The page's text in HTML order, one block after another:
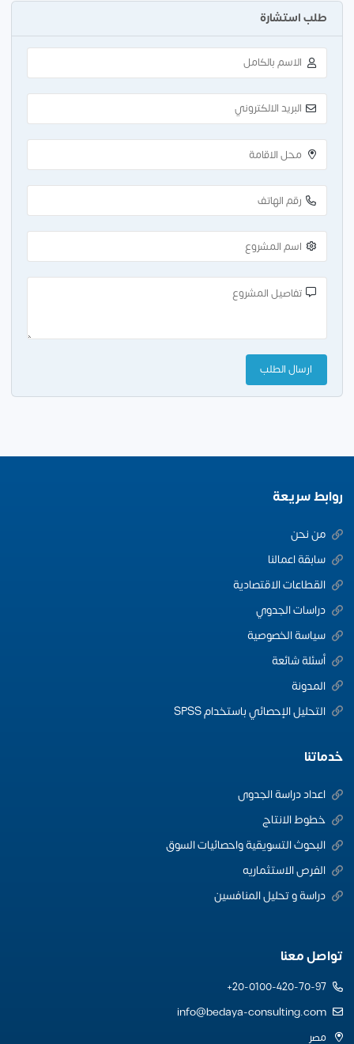
طلب استشارة
روابط سريعة
من نحن
سابقة اعمالنا
القطاعات الاقتصادية
دراسات الجدوي
سياسة الخصوصية
أسئلة شائعة
المدونة
التحليل الإحصائي باستخدام SPSS
خدماتنا
اعداد دراسة الجدوى
خطوط الانتاج
البحوث التسويقية واحصائيات السوق
الفرص الاستثماريه
دراسة و تحليل المنافسين
تواصل معنا
20-0100-420-70-97+
info@bedaya-consulting.com
مصر